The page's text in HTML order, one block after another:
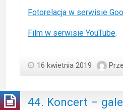
Fotorelacja w serwisie
Film w serwisie YouTube.
16 kwietnia 2019
44. Koncert –